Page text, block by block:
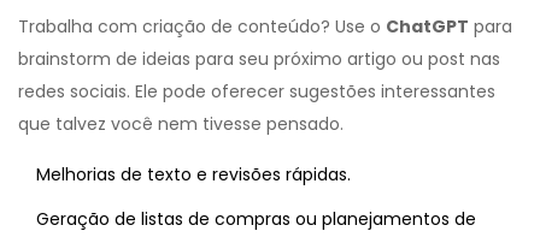
Trabalha com criação de conteúdo? Use o ChatGPT para
brainstorm de ideias para seu próximo artigo ou post nas
redes sociais. Ele pode oferecer sugestões interessantes
que talvez você nem tivesse pensado.
Melhorias de texto e revisões rápidas.
Geração de listas de compras ou planejamentos de